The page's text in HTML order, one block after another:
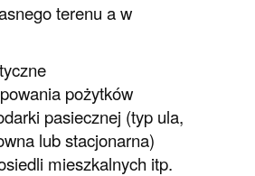
terenu a w
pożytków
pasiecznej (typ ula,
lub stacjonarna)
mieszkalnych itp.